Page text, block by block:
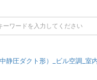
静圧ダク
静圧ダクト形）_ビル空調_室